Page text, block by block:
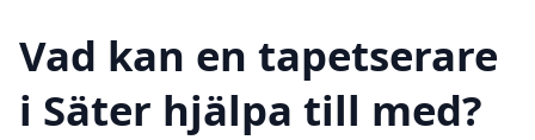
Vad kan en tapetserare
i Säter hjälpa till med?